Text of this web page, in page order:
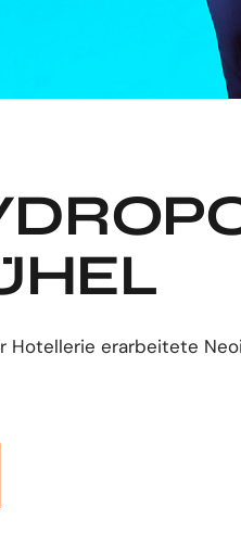
Hotellerie erarbeitete